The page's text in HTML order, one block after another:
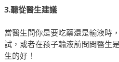
3.聽從醫生建議
當醫生問你是要吃藥還是輸液時
試，或者在孩子輸液前問問醫生
生的好！